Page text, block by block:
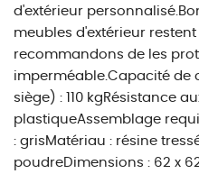
d'extérieur
meubles d'extérieur
recommandons de les
imperméable.Capacité de
siège) : 110 kgRésistance
plastiqueAssemblage
: grisMatériau : résine
poudreDimensions : 62 x